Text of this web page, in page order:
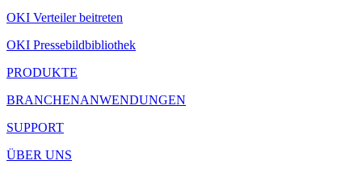
OKI Verteiler beitreten
OKI Pressebildbibliothek
PRODUKTE
BRANCHENANWENDUNGEN
SUPPORT
ÜBER UNS